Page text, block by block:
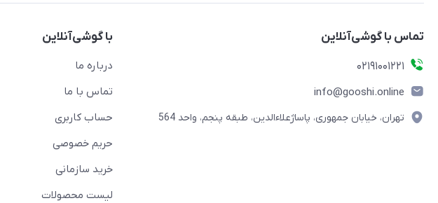
تماس با گوشی‌آنلاین
۰۲۱91001221
info@gooshi.online
تهران، خیابان جمهوری، پاساژعلاءالدین، طبقه پنجم، واحد 564
با گوشی‌آنلاین
درباره ما
تماس با ما
حساب کاربری
حریم خصوصی
خرید سازمانی
لیست محصولات